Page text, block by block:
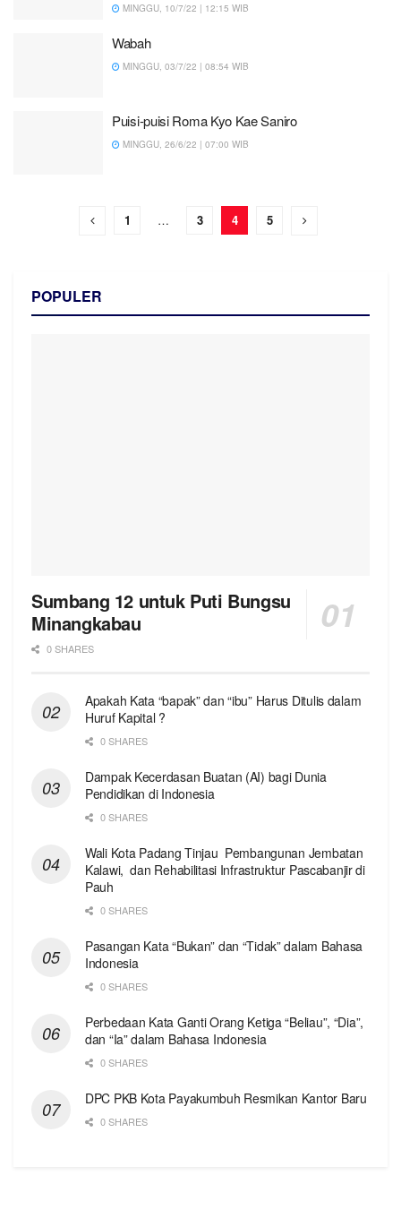
MINGGU, 10/7/22 | 12:15 WIB
Wabah
MINGGU, 03/7/22 | 08:54 WIB
Puisi-puisi Roma Kyo Kae Saniro
MINGGU, 26/6/22 | 07:00 WIB
1 … 3 4 5
POPULER
Sumbang 12 untuk Puti Bungsu
Minangkabau
0 SHARES
Apakah Kata “bapak” dan “ibu” Harus Ditulis dalam
Huruf Kapital ?
0 SHARES
Dampak Kecerdasan Buatan (AI) bagi Dunia
Pendidikan di Indonesia
0 SHARES
Wali Kota Padang Tinjau Pembangunan Jembatan
Kalawi, dan Rehabilitasi Infrastruktur Pascabanjir di
Pauh
0 SHARES
Pasangan Kata “Bukan” dan “Tidak” dalam Bahasa
Indonesia
0 SHARES
Perbedaan Kata Ganti Orang Ketiga “Beliau”, “Dia”,
dan “Ia” dalam Bahasa Indonesia
0 SHARES
DPC PKB Kota Payakumbuh Resmikan Kantor Baru
0 SHARES